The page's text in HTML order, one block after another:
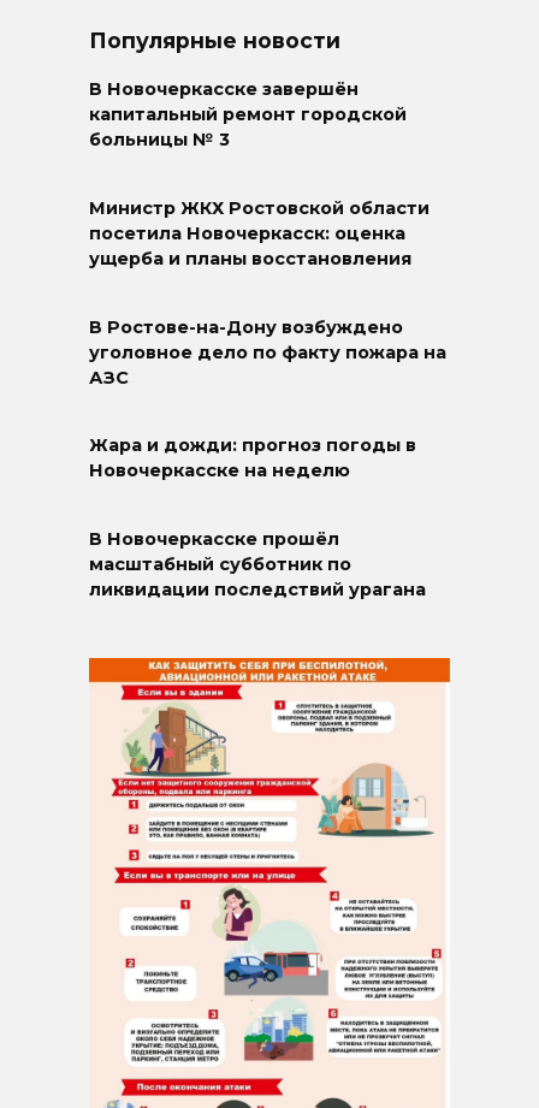
Популярные новости
В Новочеркасске завершён
капитальный ремонт городской
больницы № 3
Министр ЖКХ Ростовской области
посетила Новочеркасск: оценка
ущерба и планы восстановления
В Ростове-на-Дону возбуждено
уголовное дело по факту пожара на
АЗС
Жара и дожди: прогноз погоды в
Новочеркасске на неделю
В Новочеркасске прошёл
масштабный субботник по
ликвидации последствий урагана